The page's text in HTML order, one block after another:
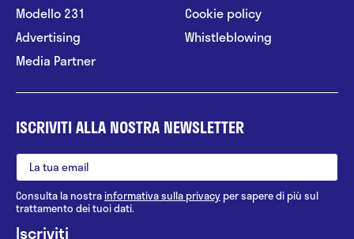
Modello 231
Advertising
Media Partner
Cookie policy
Whistleblowing
ISCRIVITI ALLA NOSTRA NEWSLETTER
Consulta la nostrainformativa sulla privacy per sapere di più sul
trattamento dei tuoi dati.